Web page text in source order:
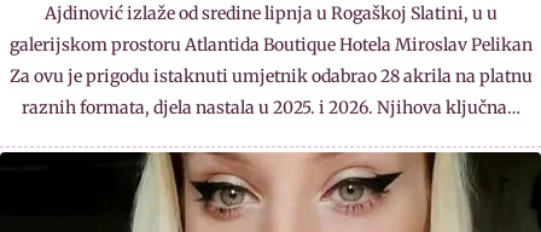
Ajdinović izlaže od sredine lipnja u Rogaškoj Slatini, u u
galerijskom prostoru Atlantida Boutique Hotela Miroslav Pelikan
Za ovu je prigodu istaknuti umjetnik odabrao 28 akrila na platnu
raznih formata, djela nastala u 2025. i 2026. Njihova ključna…